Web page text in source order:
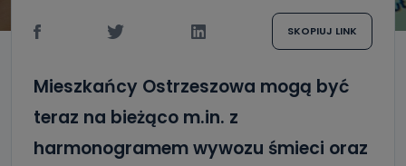
SKOPIUJ LINK
Mieszkańcy Ostrzeszowa mogą być
teraz na bieżąco m.in. z
harmonogramem wywozu śmieci oraz